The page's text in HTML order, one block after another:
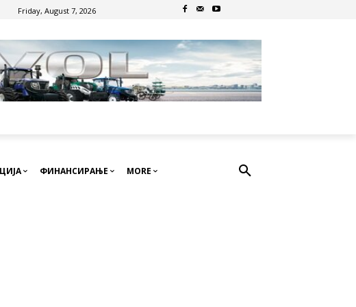
Friday, August 7, 2026
ФИНАНСИРАЊЕ MORE